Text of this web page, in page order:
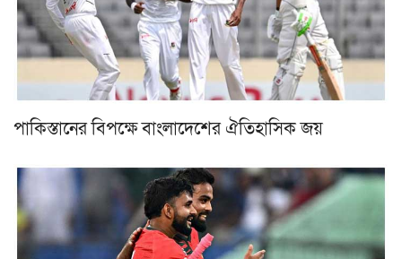
পাকিস্তানের বিপক্ষে বাংলাদেশের ঐতিহাসিক জয়